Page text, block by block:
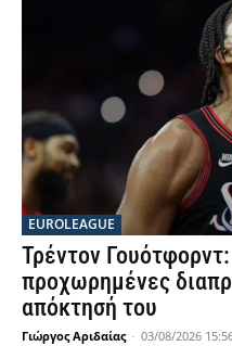
EUROLEAGUE
Τρέντον
προχωρημένες
απόκτησή του
Γιώργος Αριδαίας - 03/08/2026